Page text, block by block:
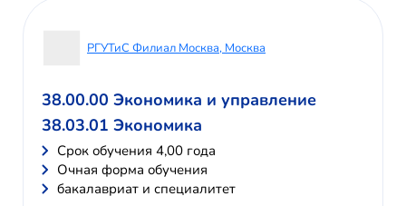
РГУТиС Филиал Москва, Москва
38.00.00 Экономика и управление
38.03.01 Экономика
Cрок обучения 4,00 года
Очная форма обучения
бакалавриат и специалитет